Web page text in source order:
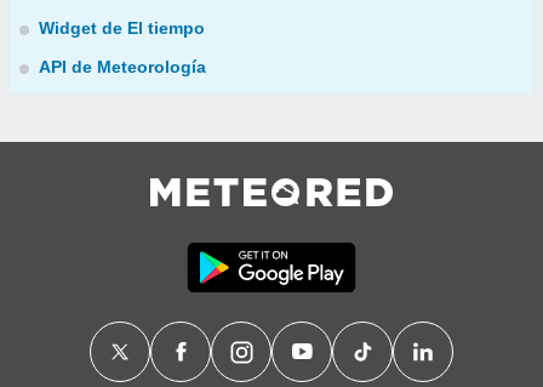
Widget de El tiempo
API de Meteorología